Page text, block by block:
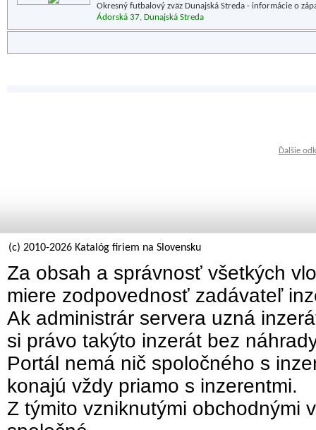
Okresný futbalový zväz Dunajská Streda - informácie o
Ádorská 37, Dunajská Streda
Ďalšie
(c) 2010-2026 Katalóg firiem na Slovensku
Za obsah a správnosť všetkých
miere zodpovednosť zadávateľ
Ak administrár servera uzná
si právo takýto inzerát bez
Portál nemá nič spoločného s
konajú vždy priamo s inzerentmi.
Z týmito vzniknutými obchodnými